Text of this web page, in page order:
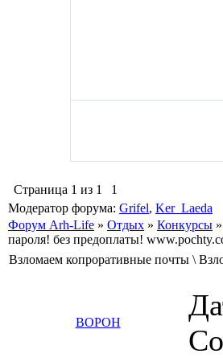
Страница 1 из 1
1
Модератор форума: Grifel, Ker_Laeda
Форум Arh-Life » Отдых » Конкурсы »
пароля! без предоплаты!
Взломаем копроративные почты \
BOPOH